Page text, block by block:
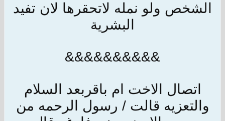
الشخص ولو نمله لاتحقرها لان تفيد
البشرية
&&&&&&&&&&
اتصال الاخت ام باقربعد السلام
والتعزيه قالت / رسول الرحمه من